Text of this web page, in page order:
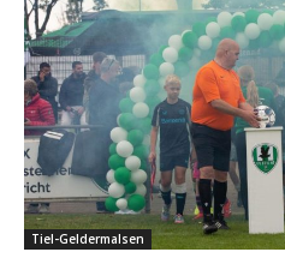
Tiel-Geldermalsen